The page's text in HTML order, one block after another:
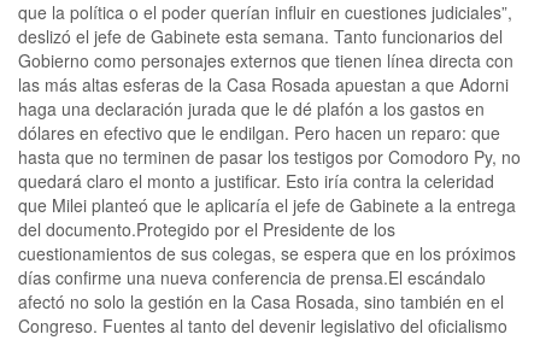
que la política o el poder querían influir en cuestiones judiciales”,
deslizó el jefe de Gabinete esta semana. Tanto funcionarios del
Gobierno como personajes externos que tienen línea directa con
las más altas esferas de la Casa Rosada apuestan a que Adorni
haga una declaración jurada que le dé plafón a los gastos en
dólares en efectivo que le endilgan. Pero hacen un reparo: que
hasta que no terminen de pasar los testigos por Comodoro Py, no
quedará claro el monto a justificar. Esto iría contra la celeridad
que Milei planteó que le aplicaría el jefe de Gabinete a la entrega
del documento.Protegido por el Presidente de los
cuestionamientos de sus colegas, se espera que en los próximos
días confirme una nueva conferencia de prensa.El escándalo
afectó no solo la gestión en la Casa Rosada, sino también en el
Congreso. Fuentes al tanto del devenir legislativo del oficialismo